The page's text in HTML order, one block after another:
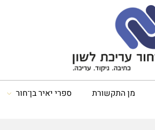
מן התקשורת ספרי יאיר בן־חור